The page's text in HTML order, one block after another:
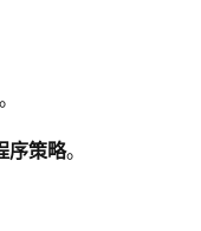
。
序策略。